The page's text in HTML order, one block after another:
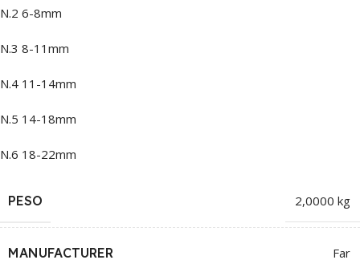
N.2 6-8mm
N.3 8-11mm
N.4 11-14mm
N.5 14-18mm
N.6 18-22mm
PESO 2,0000 kg
MANUFACTURER Far